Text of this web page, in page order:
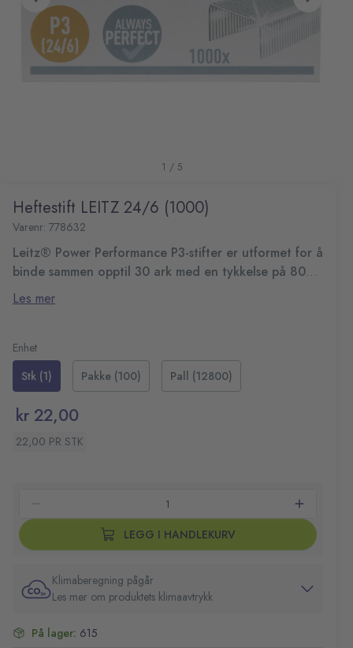
1 / 5
Heftestift LEITZ 24/6 (1000)
Varenr: 778632
Leitz® Power Performance P3-stifter er utformet for å
binde sammen opptil 30 ark med en tykkelse på 80
g/m2.
Stiftene er laget av stål, noe som gjør dem sterke og
holdbare. Bena på 6 mm gir et stabilt grep som holder på
En stor pakke inneholder 1000 stk for å vare lenge.
Materiale: stål
Benlengde: 6 mm
Eske med 1000 stk
Les mer
Enhet
Stk (1)
Pakke (100) Pall (12800)
kr 22,00
22,00 PR STK
LEGG I HANDLEKURV
Klimaberegning pågår
Les mer om produktets klimaavtrykk
På lager: 615